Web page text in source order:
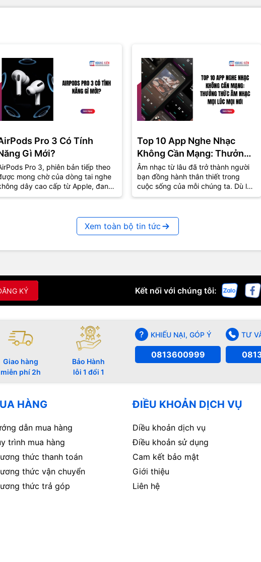
Pro 3 Có Tính
Gì Mới?
Pro 3, phiên bản tiếp theo
mong chờ của dòng tai nghe
dây cao cấp từ Apple, đang
hút sự quan tâm lớn từ cộng
Top 10 App Nghe Nhạc
Không Cần Mạng: Thưởng
Thức Âm Nhạc Mọi Nơi
Âm nhạc từ lâu đã trở thành người
bạn đồng hành thân thiết trong
cuộc sống của mỗi chúng ta. Dù là
lúc vui hay buồn, âm nhạc luôn
Xem toàn bộ tin tức
KÝ Kết nối với chúng tôi:
Giao hàng
miễn phí 2h
Bảo Hành
lỗi 1 đổi 1
KHIẾU NẠI, GÓP Ý
0813600999
TƯ
HÀNG
dẫn mua hàng
trình mua hàng
thức thanh toán
thức vận chuyển
thức trả góp
ĐIỀU KHOẢN DỊCH VỤ
Diều khoản dịch vụ
Điều khoản sử dụng
Cam kết bảo mật
Giới thiệu
Liên hệ